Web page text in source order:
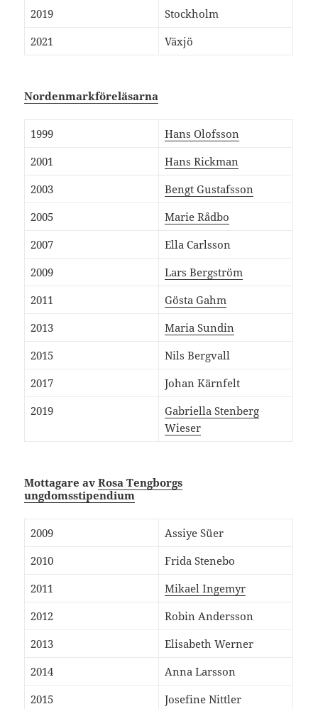
2019
Stockholm
2021
Växjö
Nordenmarkföreläsarna
1999
Hans Olofsson
2001
Hans Rickman
2003
Bengt Gustafsson
2005
Marie Rådbo
2007
Ella Carlsson
2009
Lars Bergström
2011
Gösta Gahm
2013
Maria Sundin
2015
Nils Bergvall
2017
Johan Kärnfelt
2019
Gabriella Stenberg
Wieser
Mottagare avRosa Tengborgs
ungdomsstipendium
2009
Assiye Süer
2010
Frida Stenebo
2011
Mikael Ingemyr
2012
Robin Andersson
2013
Elisabeth Werner
2014
Anna Larsson
2015
Josefine Nittler